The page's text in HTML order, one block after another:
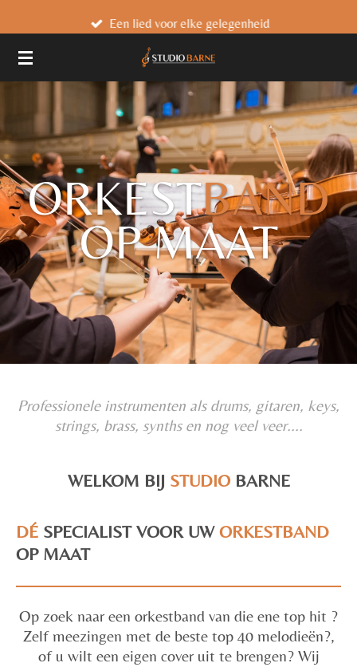
direct
naar
de
Een lied voor elke gelegenheid
ORKESTBAND
OP MAAT
Professionele instrumenten als drums, gitaren, keys,
strings, brass, synths en nog veel veer....
WELKOM BIJ STUDIOBARNE
DÉ SPECIALIST VOOR UW ORKESTBAND
OP MAAT
Op zoek naar een orkestband van die ene top hit ?
Zelf meezingen met de beste top 40 melodieën?,
of u wilt een eigen cover uit te brengen? Wij